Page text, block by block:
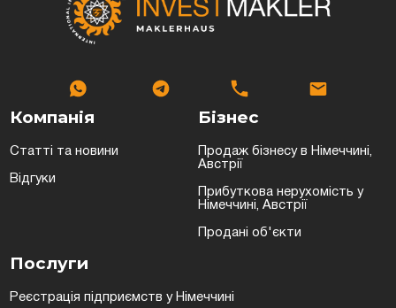
Компанія
Статті та новини
Відгуки
Бізнес
Продаж бізнесу в Німеччині,
Австрії
Прибуткова нерухомість у
Німеччині, Австрії
Продані об'єкти
Послуги
Реєстрація підприємств у Німеччині